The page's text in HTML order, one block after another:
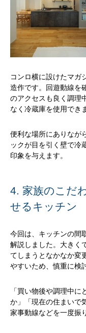
コンロ横に設けたマガ
造作です。回遊動線を
のアクセスも良く調理
なく冷蔵庫を使用でき
便利な場所にありなが
ックが目を引く壁で冷
印象を与えます。
4. 家族のこだ
せるキッチン
今回は、キッチンの間
解説しました。大きく
てしまうとなかなか変
やすいため、慎重に検
「買い物後や調理中
か」「現在の住まいで
家事動線などを一度振